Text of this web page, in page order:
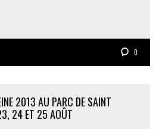
0
2013 AU PARC DE SAINT
24 ET 25 AOÛT